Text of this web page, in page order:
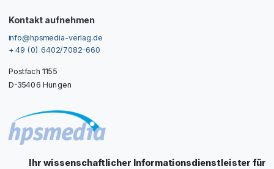
Kontakt aufnehmen
info@hpsmedia-verlag.de
+ 49 (0) 6402/7082-660
Postfach 1155
D-35406 Hungen
Ihr wissenschaftlicher Informationsdienstleister für